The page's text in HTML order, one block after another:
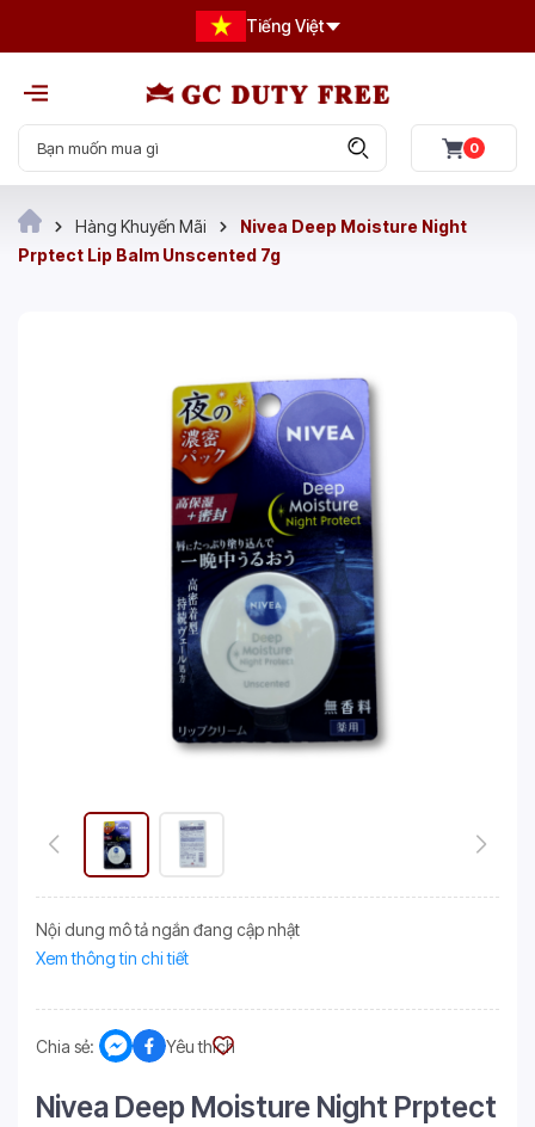
Tiếng Việt
0
Hàng Khuyến Mãi
Nivea Deep Moisture Night
Prptect Lip Balm Unscented 7g
Nội dung mô tả ngắn đang cập nhật
Xem thông tin chi tiết
Chia sẻ: Yêu thích
Nivea Deep Moisture Night Prptect